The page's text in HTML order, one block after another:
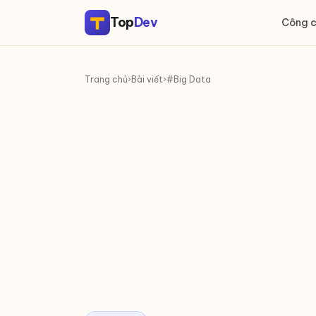
TopDev Công
Trang chủ› Bài viết›#Big Data